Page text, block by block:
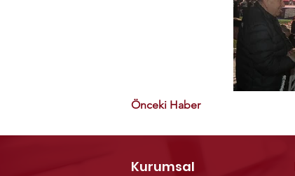
Önceki Haber
Kurumsal